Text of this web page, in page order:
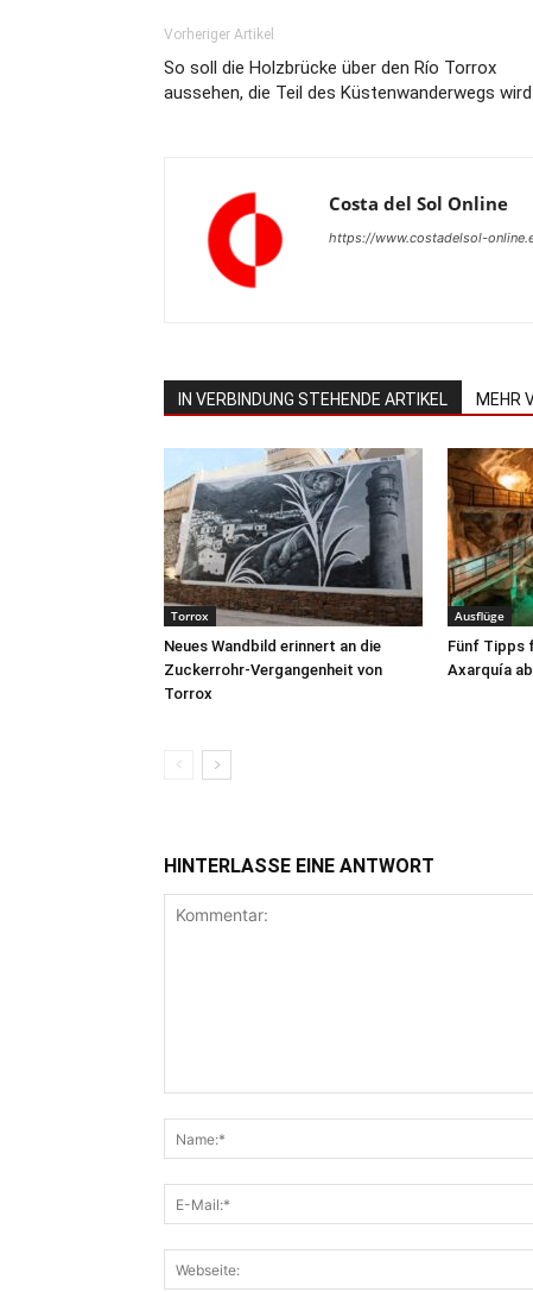
Vorheriger Artikel
So soll die Holzbrücke über den Río Torrox
aussehen, die Teil des Küstenwanderwegs wird
Costa del Sol Online
https://www.costadelsol-
IN VERBINDUNG STEHENDE ARTIKEL MEHR
Torrox
Neues Wandbild erinnert an die
Zuckerrohr-Vergangenheit von
Torrox
Ausflüge
Fünf Tipps
Axarquía
HINTERLASSE EINE ANTWORT